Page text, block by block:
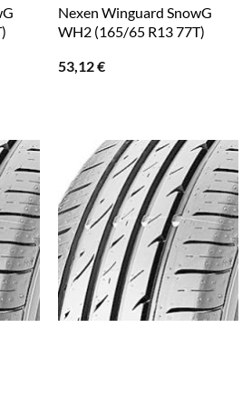
Nexen Winguard SnowG
WH2 (165/65 R13 77T)
53,12€